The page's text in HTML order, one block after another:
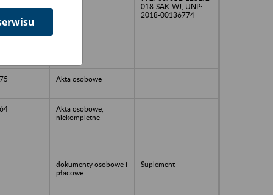
018-SAK-WJ, UNP:
2018-00136774
Akta osobowe
Akta osobowe,
niekompletne
dokumenty osobowe i
płacowe
Suplement